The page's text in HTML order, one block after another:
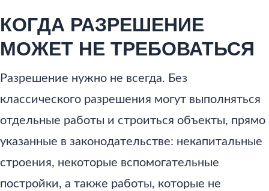
КОГДА РАЗРЕШЕНИЕ
МОЖЕТ НЕ ТРЕБОВАТЬСЯ
Разрешение нужно не всегда. Без
классического разрешения могут выполняться
отдельные работы и строиться объекты, прямо
указанные в законодательстве: некапитальные
строения, некоторые вспомогательные
постройки, а также работы, которые не